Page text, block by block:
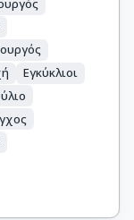
Εγκύκλιοι